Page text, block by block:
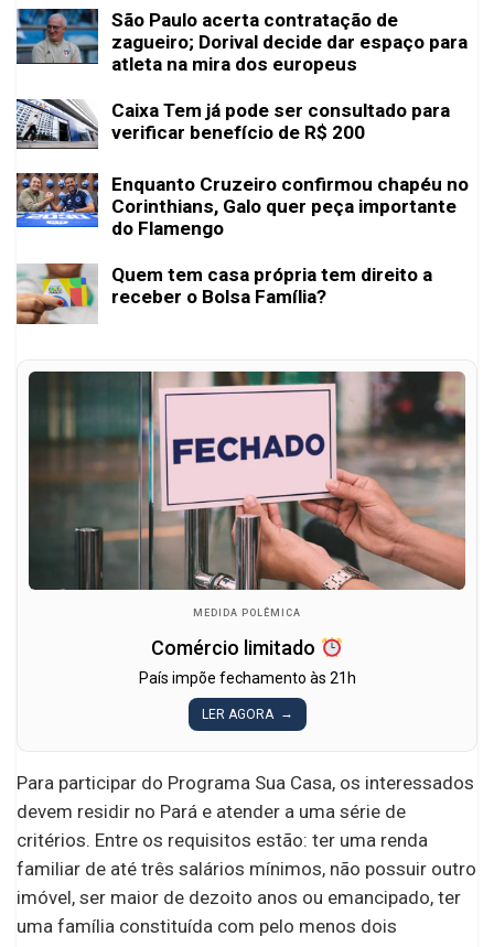
São Paulo acerta contratação de
zagueiro; Dorival decide dar espaço para
atleta na mira dos europeus
Caixa Tem já pode ser consultado para
verificar benefício de R$ 200
Enquanto Cruzeiro confirmou chapéu no
Corinthians, Galo quer peça importante
do Flamengo
Quem tem casa própria tem direito a
receber o Bolsa Família?
MEDIDA POLÊMICA
Comércio limitado
País impõe fechamento às 21h
LER AGORA
Para participar do Programa Sua Casa, os interessados
devem residir no Pará e atender a uma série de
critérios. Entre os requisitos estão: ter uma renda
familiar de até três salários mínimos, não possuir outro
imóvel, ser maior de dezoito anos ou emancipado, ter
uma família constituída com pelo menos dois